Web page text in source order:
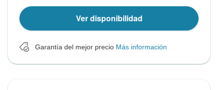
Ver disponibilidad
Garantía del mejor precio Más información